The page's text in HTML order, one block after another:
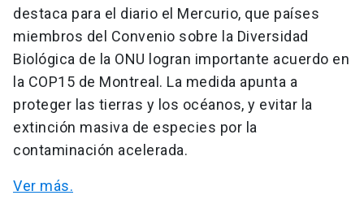
destaca para el diario el Mercurio, que países
miembros del Convenio sobre la Diversidad
Biológica de la ONU logran importante acuerdo en
la COP15 de Montreal. La medida apunta a
proteger las tierras y los océanos, y evitar la
extinción masiva de especies por la
contaminación acelerada.
Ver más.